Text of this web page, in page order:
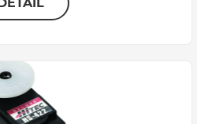
DETAIL